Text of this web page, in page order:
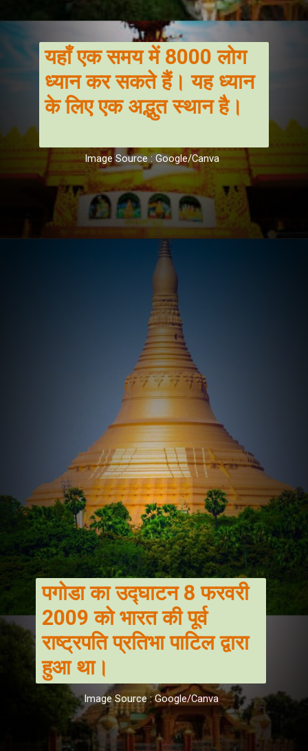
यहाँ एक समय में 8000 लोग
ध्यान कर सकते हैं। यह ध्यान
के लिए एक अद्भुत स्थान है।
Image Source : Google/Canva
पगोडा का उद्घाटन 8 फरवरी
2009 को भारत की पूर्व
राष्ट्रपति प्रतिभा पाटिल द्वारा
हुआ था।
Image Source : Google/Canva